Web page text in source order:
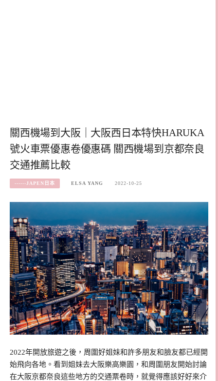
關西機場到大阪｜大阪西日本特快HARUKA
號火車票優惠卷優惠碼 關西機場到京都奈良
交通推薦比較
------JAPEN日本 ELSA YANG 2022-10-25
2022年開放旅遊之後，周圍好姐妹和許多朋友和臉友都已經開
始飛向各地。看到姐妹去大阪樂高樂園，和周圍朋友開始討論
在大阪京都奈良這些地方的交通票卷時，就覺得應該好好來介